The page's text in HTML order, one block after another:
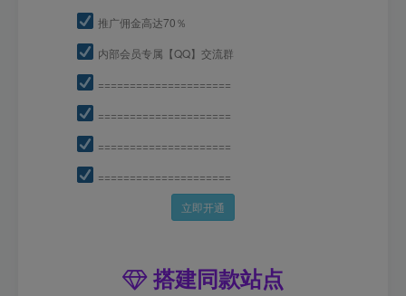
推广佣金高达70％
内部会员专属【QQ】交流群
=====================
=====================
=====================
=====================
立即开通
搭建同款站点